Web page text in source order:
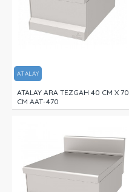
ATALAY
ATALAY ARA TEZGAH 40 CM X 70
CM AAT-470